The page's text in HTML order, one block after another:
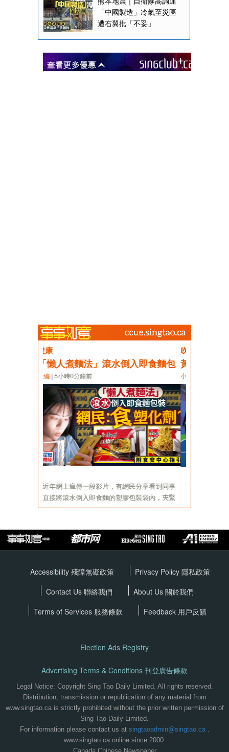
Accessibility 殘障無礙政策 Privacy Policy 隱私政策
Contact Us 聯絡我們
About Us 關於我們
Terms of Services 服務條款 Feedback 用戶反饋
Election Ads Registry
Advertising Terms & Conditions 刊登廣告條款
Legal Notice: Copyright Sing Tao Daily Limited. All rights reserved.
Distribution, transmission or republication of any material from
www.singtao.ca is strictly prohibited without the prior written permission of
Sing Tao Daily Limited.
For information please contact us at singtaoadmin@singtao.ca.
www.singtao.ca online since 2000.